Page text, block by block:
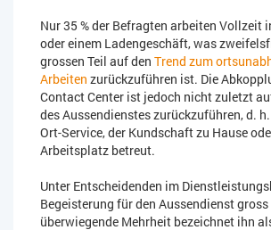
Nur 35 % der Befragten arbeiten Vollzeit
oder einem Ladengeschäft, was
grossen Teil auf den Trend zum
Arbeiten zurückzuführen ist. Die
Contact Center ist jedoch nicht zuletzt
des Aussendienstes zurückzuführen, d.
Ort-Service, der Kundschaft zu Hause
Arbeitsplatz betreut.
Unter Entscheidenden im
Begeisterung für den Aussendienst
überwiegende Mehrheit bezeichnet ihn